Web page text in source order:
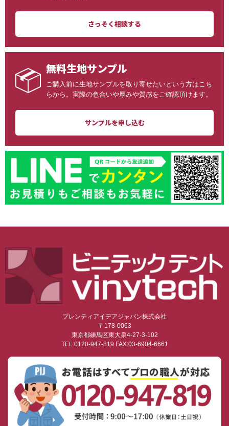
さっそく相談する
無料生地サンプル
ご購入前に生地サンプルを取り寄せたいという方はこち
らから。実際の色合いや厚みや質感をご確認頂けます。
サンプルを申し込む
プレンティアイデアジャパン株式会社
〒178-0063
東京都練馬区東大泉4-27-3-102
TEL:0120-947-819 FAX:03-6904-6661